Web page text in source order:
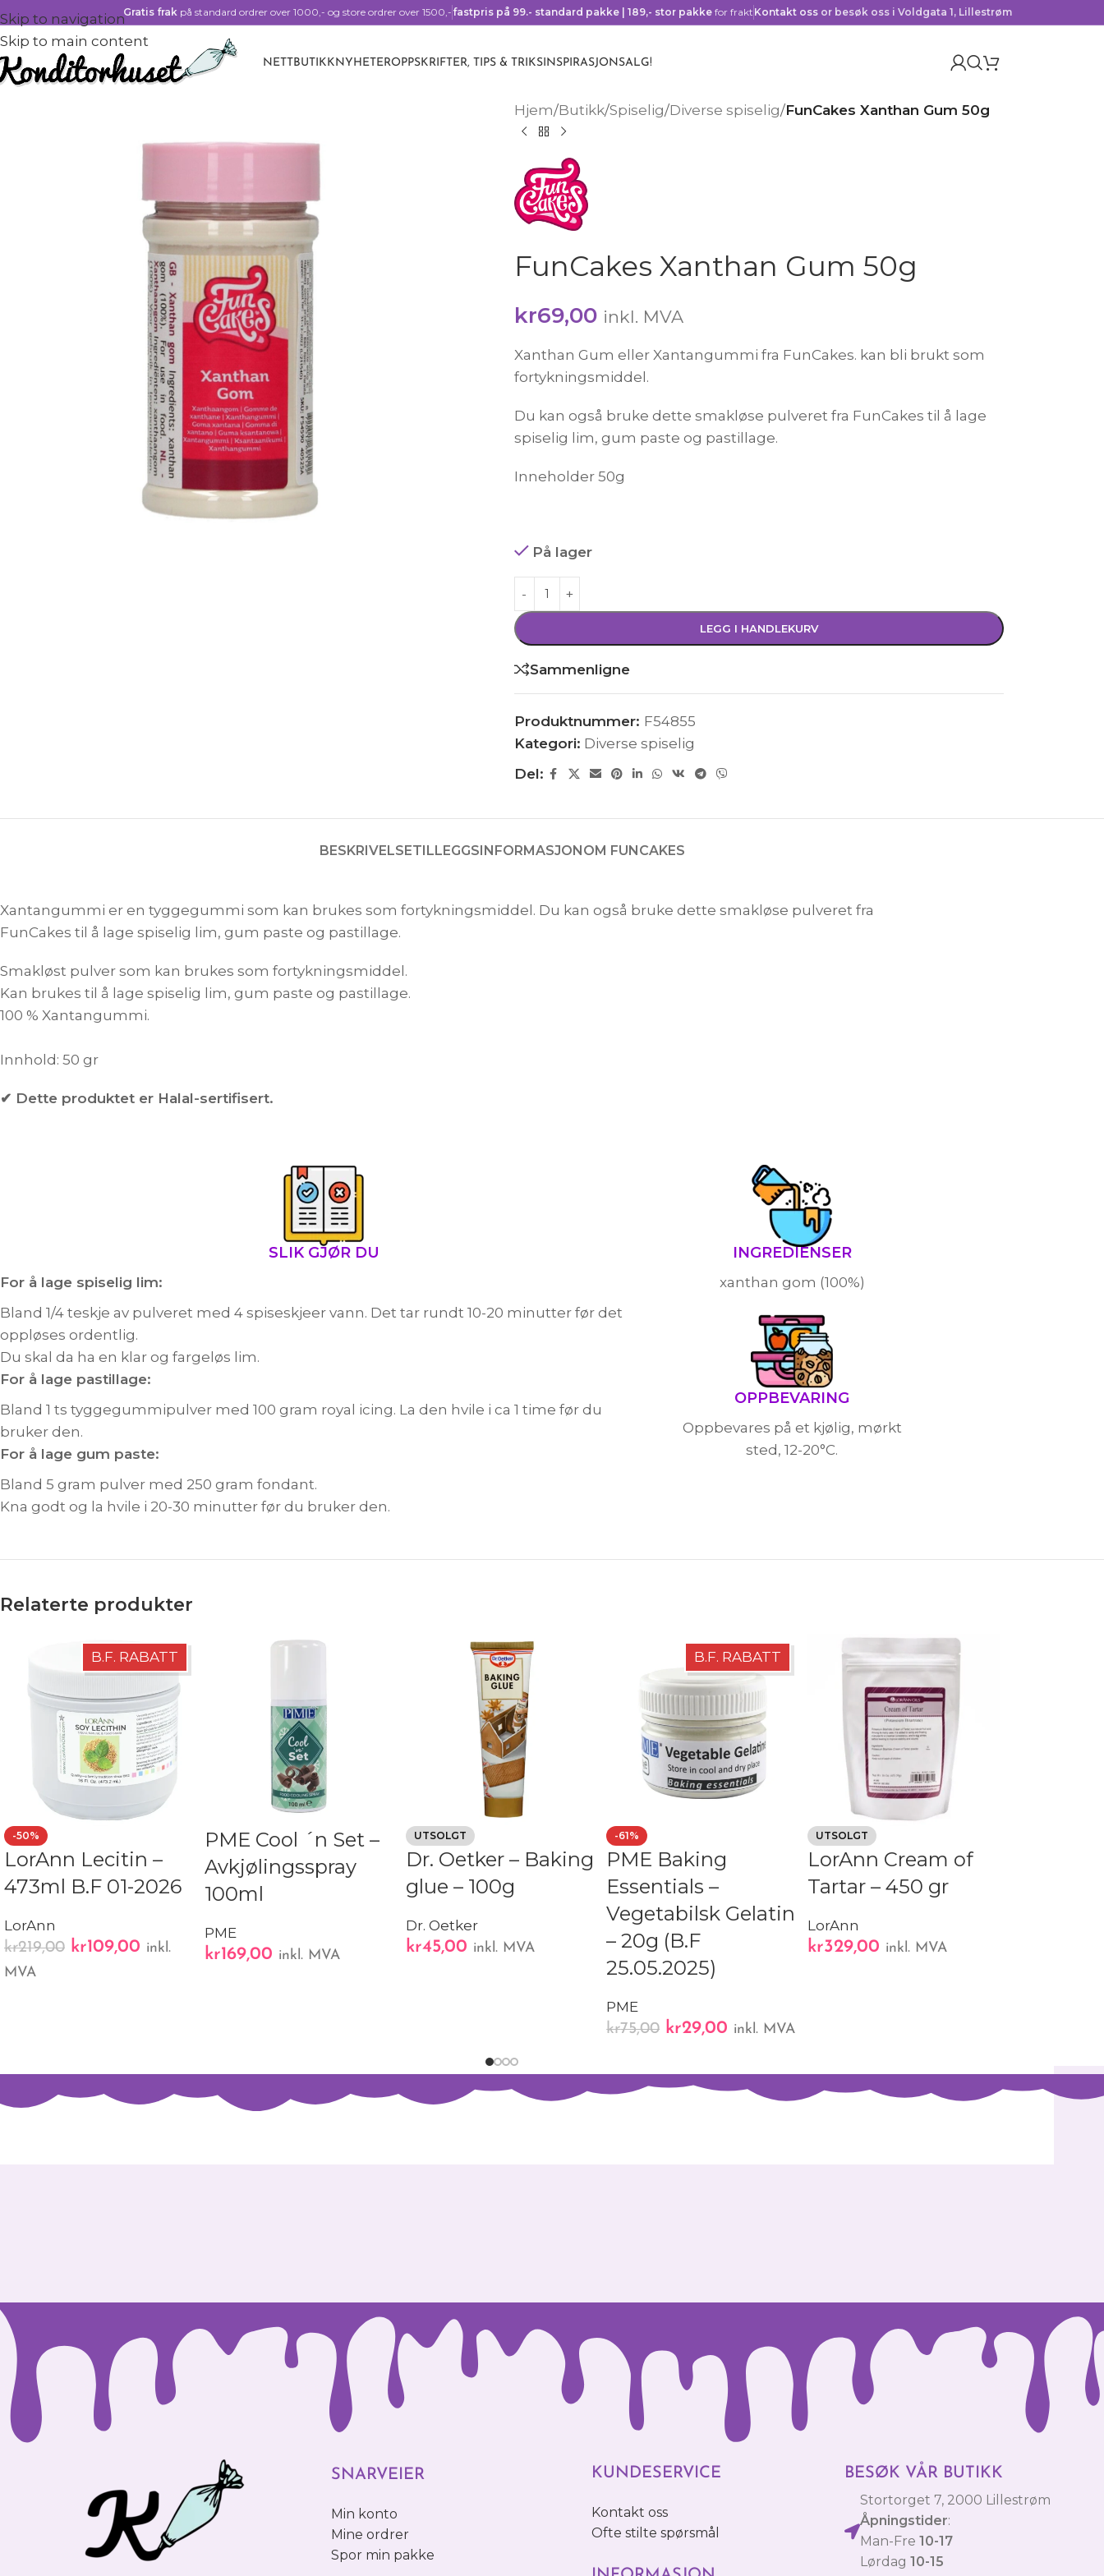
Skip to navigation
Skip to main content
Gratis frak på standard ordrer over 1000,- og store ordrer over 1500,- fastpris på 99.- standard pakke | 189,- stor pakke for frakt Kontakt oss or besøk oss i Voldgata 1, Lillestrøm
NETTBUTIKK NYHETEROPPSKRIFTER, TIPS & TRIKS INSPIRASJON SALG!
Hjem/Butikk/Spiselig/Diverse spiselig/FunCakes Xanthan Gum 50g
FunCakes Xanthan Gum 50g
kr69,00 inkl. MVA
Xanthan Gum eller Xantangummi fra FunCakes. kan bli brukt som
fortykningsmiddel.
Du kan også bruke dette smakløse pulveret fra FunCakes til å lage
spiselig lim, gum paste og pastillage.
Inneholder 50g
På lager
LEGG I HANDLEKURV
Sammenligne
Produktnummer: F54855
Kategori: Diverse spiselig
Del:
BESKRIVELSETILLEGGSINFORMASJONOM FUNCAKES
Xantangummi er en tyggegummi som kan brukes som fortykningsmiddel. Du kan også bruke dette smakløse pulveret fra
FunCakes til å lage spiselig lim, gum paste og pastillage.
Smakløst pulver som kan brukes som fortykningsmiddel.
Kan brukes til å lage spiselig lim, gum paste og pastillage.
100 % Xantangummi.
Innhold: 50 gr
✔ Dette produktet er Halal-sertifisert.
SLIK GJØR DU
For å lage spiselig lim:
Bland 1/4 teskje av pulveret med 4 spiseskjeer vann. Det tar rundt 10-20 minutter før det
oppløses ordentlig.
Du skal da ha en klar og fargeløs lim.
For å lage pastillage:
Bland 1 ts tyggegummipulver med 100 gram royal icing. La den hvile i ca 1 time før du
bruker den.
For å lage gum paste:
Bland 5 gram pulver med 250 gram fondant.
Kna godt og la hvile i 20-30 minutter før du bruker den.
INGREDIENSER
xanthan gom (100%)
OPPBEVARING
Oppbevares på et kjølig, mørkt
sted, 12-20°C.
Relaterte produkter
B.F. RABATT
-50%
LorAnn Lecitin –
473ml B.F 01-2026
LorAnn
kr219,00 kr109,00 inkl.
MVA
PME Cool ´n Set –
Avkjølingsspray
100ml
PME
kr169,00 inkl. MVA
UTSOLGT
Dr. Oetker – Baking
glue – 100g
Dr. Oetker
kr45,00 inkl. MVA
B.F. RABATT
-61%
PME Baking
Essentials –
Vegetabilsk Gelatin
– 20g (B.F
25.05.2025)
PME
kr75,00 kr29,00 inkl. MVA
UTSOLGT
LorAnn Cream of
Tartar – 450 gr
LorAnn
kr329,00 inkl. MVA
SNARVEIER
Min konto
Mine ordrer
Spor min pakke
KUNDESERVICE
Kontakt oss
Ofte stilte spørsmål
BESØK VÅR BUTIKK
Stortorget 7, 2000 Lillestrøm
Åpningstider:
Man-Fre 10-17
Lørdag 10-15